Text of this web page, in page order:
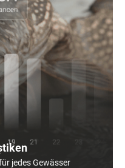
jedes Gewässer